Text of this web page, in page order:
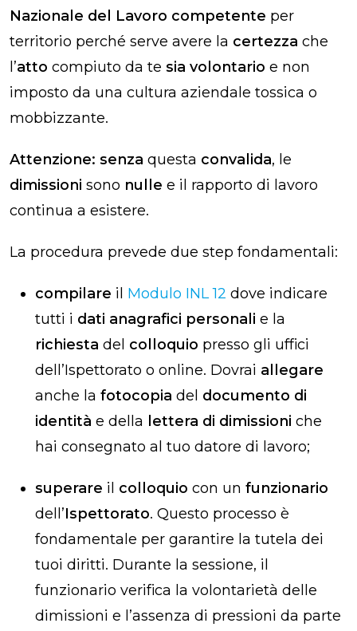
Nazionale del Lavoro competente per
territorio perché serve avere la certezza che
l’atto compiuto da te sia volontario e non
imposto da una cultura aziendale tossica o
mobbizzante.
Attenzione: senza questa convalida, le
dimissioni sono nulle e il rapporto di lavoro
continua a esistere.
La procedura prevede due step fondamentali:
compilare il Modulo INL 12 dove indicare
tutti i dati anagrafici personali e la
richiesta del colloquio presso gli uffici
dell’Ispettorato o online. Dovrai allegare
anche la fotocopia del documento di
identità e della lettera di dimissioni che
hai consegnato al tuo datore di lavoro;
superare il colloquio con un funzionario
dell’Ispettorato. Questo processo è
fondamentale per garantire la tutela dei
tuoi diritti. Durante la sessione, il
funzionario verifica la volontarietà delle
dimissioni e l’assenza di pressioni da parte